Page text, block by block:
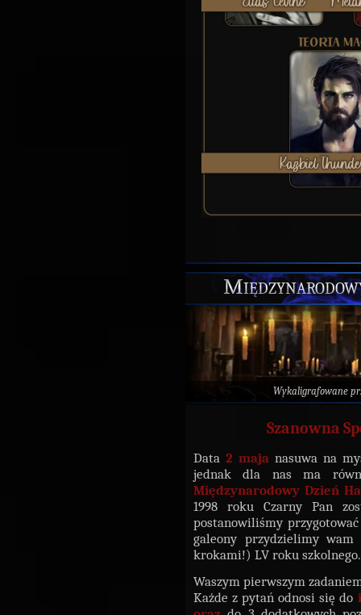
Wykaligrafowane
Szanowna
Data 2 maja nasuwa na
jednak dla nas ma
Międzynarodowy Dzień
1998 roku Czarny Pan
postanowiliśmy
galeony przydzielimy
krokami!) LV roku
Waszym pierwszym
Każde z pytań odnosi się do